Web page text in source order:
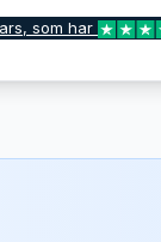
som har